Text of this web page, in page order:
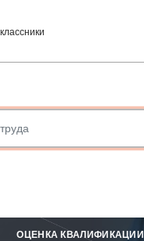
ОЦЕНКА КВАЛИФИКАЦИИ